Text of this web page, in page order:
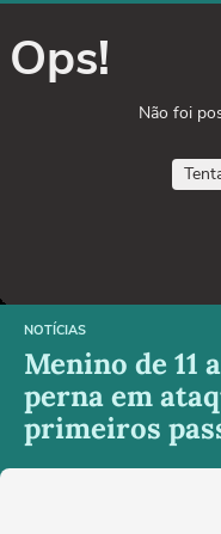
Ops!
Não foi
NOTÍCIAS
Menino de 11
perna em
primeiros